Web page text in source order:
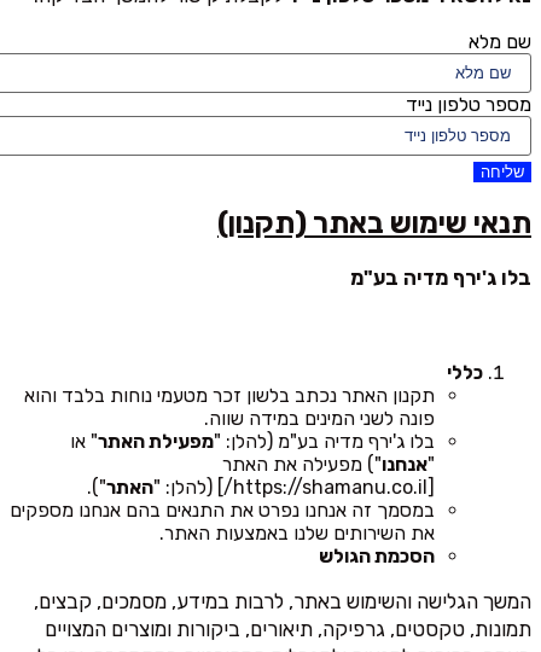
שם מלא
מספר טלפון נייד
שליחה
תנאי שימוש באתר (תקנון)
בלו ג'ירף מדיה בע"מ
כללי
תקנון האתר נכתב בלשון זכר מטעמי נוחות בלבד והוא
פונה לשני המינים במידה שווה.
בלו ג'ירף מדיה בע"מ (להלן: "מפעילת האתר" או
"אנחנו") מפעילה את האתר
[https://shamanu.co.il/] (להלן: "
האתר").
במסמך זה אנחנו נפרט את התנאים בהם אנחנו מספקים
את השירותים שלנו באמצעות האתר.
הסכמת הגולש
המשך הגלישה והשימוש באתר, לרבות במידע, מסמכים, קבצים,
תמונות, טקסטים, גרפיקה, תיאורים, ביקורות ומוצרים המצויים